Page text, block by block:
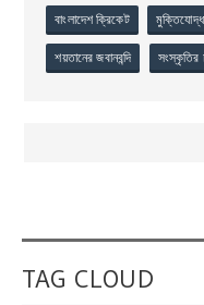
বাংলাদেশ ক্রিকেট
শয়তানের জবানবন্দি সংস্কৃতির
TAG CLOUD